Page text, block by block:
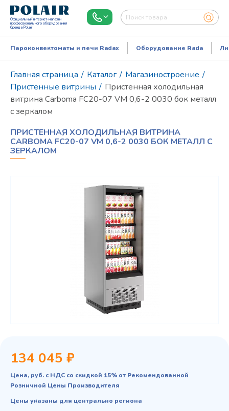
Официальный интернет-магазин
профессионального оборудования
бренда Polair
Пароконвектоматы и печи Radax Оборудование Rada
Главная страница / Каталог / Магазиностроение /
Пристенные витрины / Пристенная холодильная
витрина Carboma FC20-07 VM 0,6-2 0030 бок металл
с зеркалом
ПРИСТЕННАЯ ХОЛОДИЛЬНАЯ ВИТРИНА
CARBOMA FC20-07 VM 0,6-2 0030 БОК МЕТАЛЛ С
ЗЕРКАЛОМ
134 045 ₽
Цена, руб. с НДС со скидкой 15% от Рекомендованной
Розничной Цены Производителя
Цены указаны для центрально региона